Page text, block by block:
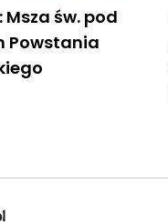
św. pod
Powstania